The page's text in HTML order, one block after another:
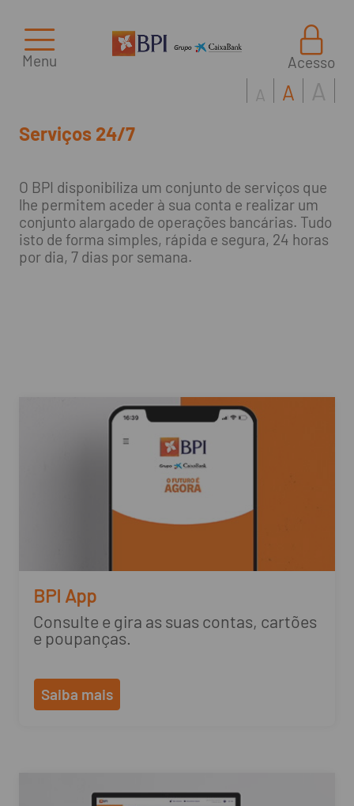
Menu Acesso
Serviços 24/7
A A A
O BPI disponibiliza um conjunto de serviços que
lhe permitem aceder à sua conta e realizar um
conjunto alargado de operações bancárias. Tudo
isto de forma simples, rápida e segura, 24 horas
por dia, 7 dias por semana.
BPI App
Consulte e gira as suas contas, cartões
e poupanças.
Saiba mais